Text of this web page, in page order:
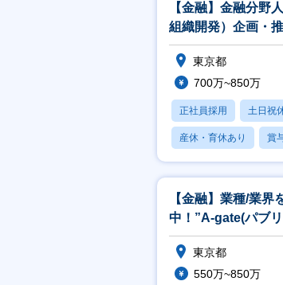
【金融】金融分野
組織開発）企画・
東京都
700万~850万
正社員採用 土日祝
産休・育休あり 賞
【金融】業種/業界
中！”A-gate(パブ
用ソリューション
東京都
550万~850万